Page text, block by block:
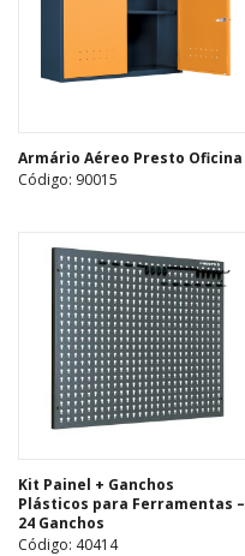
Armário Aéreo Presto Oficina
Código: 90015
Kit Painel + Ganchos
Plásticos para Ferramentas –
24 Ganchos
Código: 40414